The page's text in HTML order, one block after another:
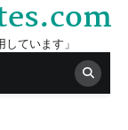
ています」